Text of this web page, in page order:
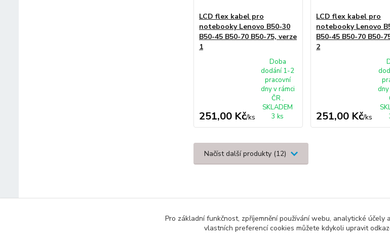
LCD flex kabel pro
notebooky Lenovo B50-30
B50-45 B50-70 B50-75, verze
1
251,00 Kč/ks
Doba
dodání 1-2
pracovní
dny v rámci
ČR ,
SKLADEM
3 ks
LCD flex kabel pro
notebooky Lenovo
B50-45 B50-70 B50-
2
251,00 Kč/ks
dny
Načíst další produkty (12)
Pro základní funkčnost, zpříjemnění používání webu, analytické účely
vlastních preferencí cookies můžete kdykoli upravit